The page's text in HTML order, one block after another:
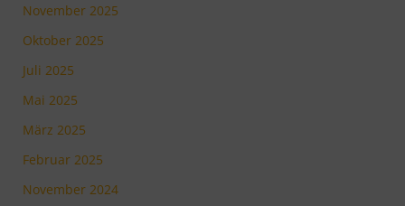
November 2025
Oktober 2025
Juli 2025
Mai 2025
März 2025
Februar 2025
November 2024